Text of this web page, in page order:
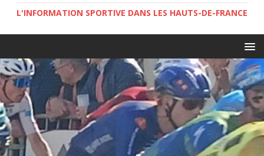
L'INFORMATION SPORTIVE DANS LES HAUTS-DE-FRANCE